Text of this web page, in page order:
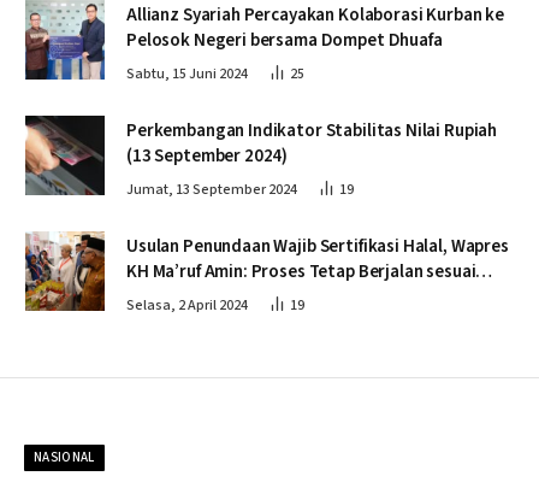
Allianz Syariah Percayakan Kolaborasi Kurban ke
Pelosok Negeri bersama Dompet Dhuafa
Sabtu, 15 Juni 2024 25
Perkembangan Indikator Stabilitas Nilai Rupiah
(13 September 2024)
Jumat, 13 September 2024 19
Usulan Penundaan Wajib Sertifikasi Halal, Wapres
KH Ma’ruf Amin: Proses Tetap Berjalan sesuai
Penahapan
Selasa, 2 April 2024 19
NASIONAL